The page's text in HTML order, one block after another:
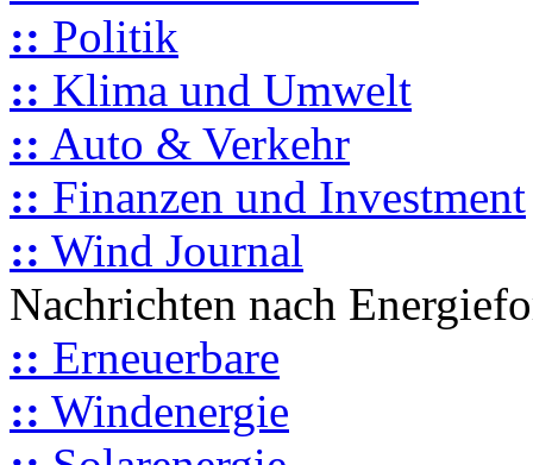
:: Politik
:: Klima und Umwelt
:: Auto & Verkehr
:: Finanzen und Investment
:: Wind Journal
Nachrichten nach
:: Erneuerbare
:: Windenergie